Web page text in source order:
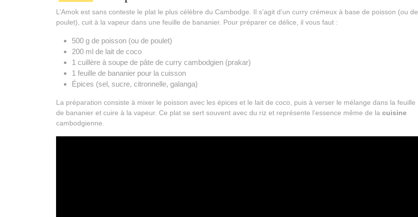
L’Amok est sans conteste le plat le plus célèbre du Cambodge. Il s’agit d’un curry crémeux à base de poisson (ou de
poulet), cuit à la vapeur dans une feuille de bananier. Pour préparer ce délice, il vous faut :
500 g de poisson (ou de poulet)
200 ml de lait de coco
1 cuillère à soupe de pâte de curry cambodgien (prakar)
1 feuille de bananier pour la cuisson
Épices (sel, sucre, citronnelle, galanga)
La préparation consiste à mixer le poisson avec les épices et le lait de coco, puis à verser le mélange dans la feuille
de bananier et cuire à la vapeur. Ce plat se sert souvent avec du riz et représente l’essence même de la cuisine
cambodgienne.